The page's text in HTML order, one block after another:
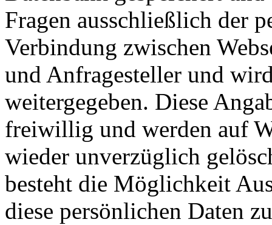
Fragen ausschließlich der
Verbindung zwischen
und Anfragesteller und
weitergegeben. Diese
freiwillig und werden auf
wieder unverzüglich
besteht die Möglichkeit
diese persönlichen Daten